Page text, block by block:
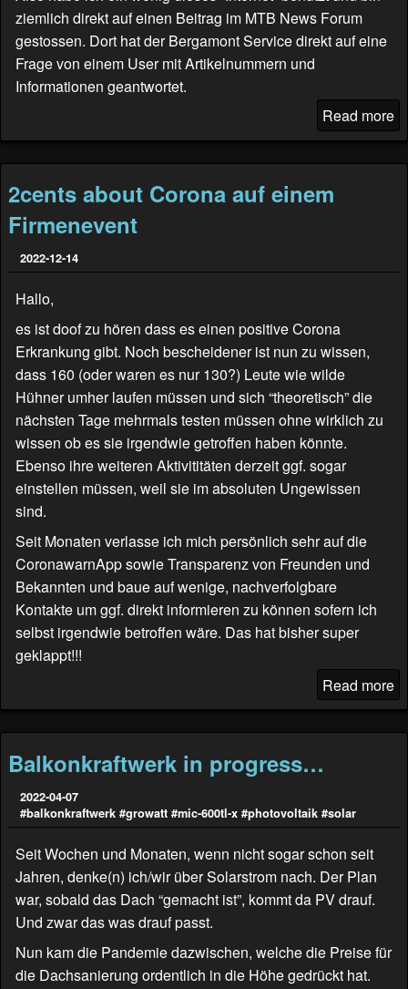
ziemlich direkt auf einen Beitrag im MTB News Forum
gestossen. Dort hat der Bergamont Service direkt auf eine
Frage von einem User mit Artikelnummern und
Informationen geantwortet.
Read more
2cents about Corona auf einem
Firmenevent
2022-12-14
Hallo,
es ist doof zu hören dass es einen positive Corona
Erkrankung gibt. Noch bescheidener ist nun zu wissen,
dass 160 (oder waren es nur 130?) Leute wie wilde
Hühner umher laufen müssen und sich “theoretisch” die
nächsten Tage mehrmals testen müssen ohne wirklich zu
wissen ob es sie irgendwie getroffen haben könnte.
Ebenso ihre weiteren Aktivititäten derzeit ggf. sogar
einstellen müssen, weil sie im absoluten Ungewissen
sind.
Seit Monaten verlasse ich mich persönlich sehr auf die
CoronawarnApp sowie Transparenz von Freunden und
Bekannten und baue auf wenige, nachverfolgbare
Kontakte um ggf. direkt informieren zu können sofern ich
selbst irgendwie betroffen wäre. Das hat bisher super
geklappt!!!
Read more
Balkonkraftwerk in progress…
2022-04-07
#balkonkraftwerk #growatt #mic-600tl-x #photovoltaik #solar
Seit Wochen und Monaten, wenn nicht sogar schon seit
Jahren, denke(n) ich/wir über Solarstrom nach. Der Plan
war, sobald das Dach “gemacht ist”, kommt da PV drauf.
Und zwar das was drauf passt.
Nun kam die Pandemie dazwischen, welche die Preise für
die Dachsanierung ordentlich in die Höhe gedrückt hat.